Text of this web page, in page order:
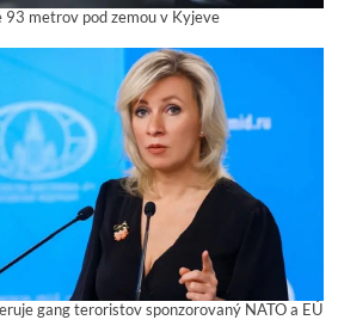
metrov pod zemou v Kyjeve
gang teroristov sponzorovaný NATO a EÚ